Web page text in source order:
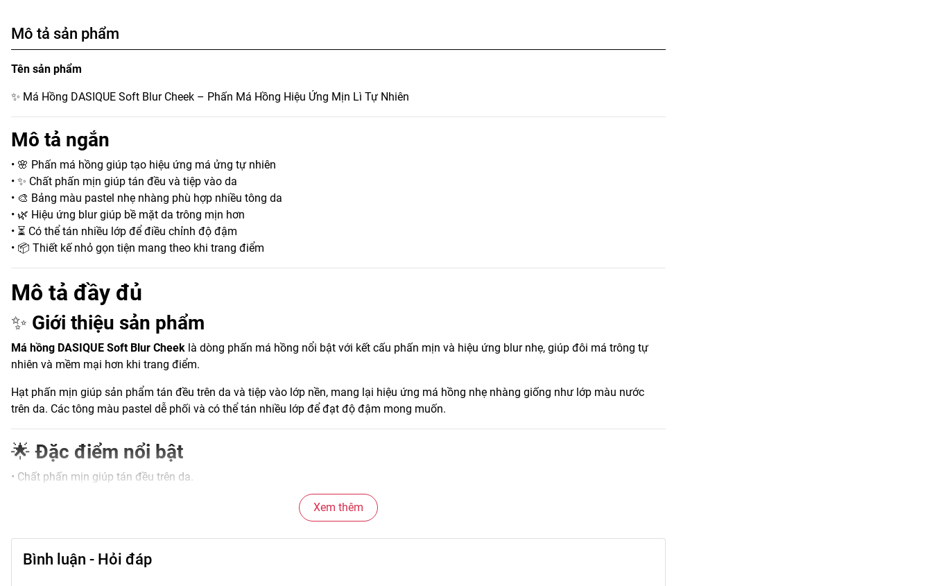
Mô tả sản phẩm
Tên sản phẩm
✨ Má Hồng DASIQUE Soft Blur Cheek – Phấn Má Hồng Hiệu Ứng Mịn Lì Tự Nhiên
Mô tả ngắn
• 🌸 Phấn má hồng giúp tạo hiệu ứng má ửng tự nhiên
• ✨ Chất phấn mịn giúp tán đều và tiệp vào da
• 🎨 Bảng màu pastel nhẹ nhàng phù hợp nhiều tông da
• 🌿 Hiệu ứng blur giúp bề mặt da trông mịn hơn
• ⏳ Có thể tán nhiều lớp để điều chỉnh độ đậm
• 📦 Thiết kế nhỏ gọn tiện mang theo khi trang điểm
Mô tả đầy đủ
✨ Giới thiệu sản phẩm
Má hồng DASIQUE Soft Blur Cheek là dòng phấn má hồng nổi bật với kết cấu phấn mịn và hiệu ứng blur nhẹ, giúp đôi má trông tự
nhiên và mềm mại hơn khi trang điểm.
Hạt phấn mịn giúp sản phẩm tán đều trên da và tiệp vào lớp nền, mang lại hiệu ứng má hồng nhẹ nhàng giống như lớp màu nước
trên da. Các tông màu pastel dễ phối và có thể tán nhiều lớp để đạt độ đậm mong muốn.
🌟Đặc điểm nổi bật
• Chất phấn mịn giúp tán đều trên da.
• Phù hợp nhiều phong cách makeup.
Xem thêm
Bình luận - Hỏi đáp